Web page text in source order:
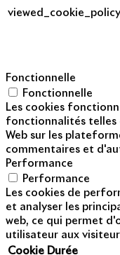
viewed_cookie_policy
Fonctionnelle
Fonctionnelle
Les cookies
fonctionnalités telles
Web sur les
commentaires et
Performance
Performance
Les cookies de
et analyser les
web, ce qui permet
utilisateur aux
Cookie Durée